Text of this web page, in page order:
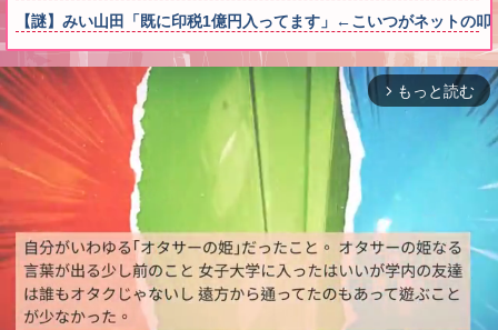
【謎】みい山田「既に印税1億円入ってます」←こいつがネットの
arrow_forward_ios もっと読む